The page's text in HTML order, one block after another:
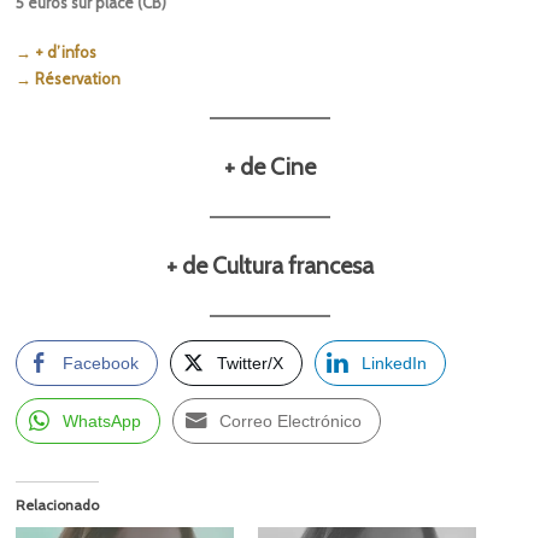
→ + d’infos
→ Réservation
+ de Cine
+ de Cultura francesa
Facebook Twitter/X LinkedIn
WhatsApp Correo Electrónico
Relacionado